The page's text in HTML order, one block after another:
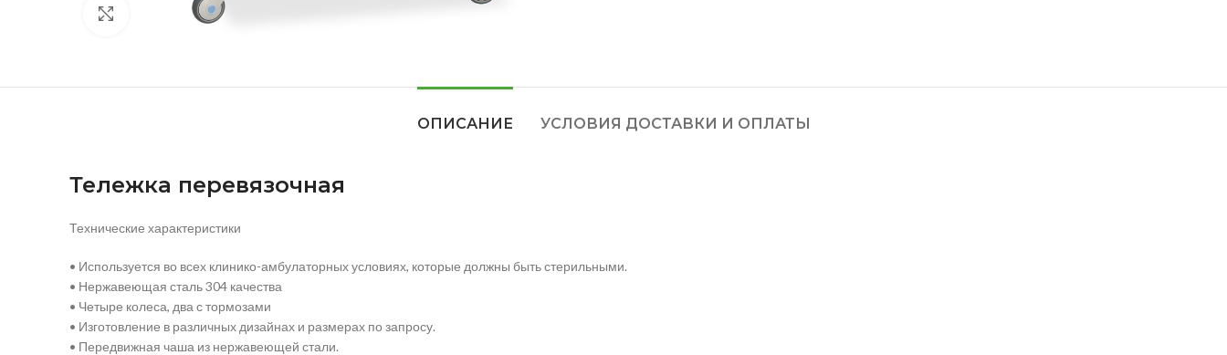
нажмите, чтобы увеличить
ОПИСАНИЕ УСЛОВИЯ ДОСТАВКИ И ОПЛАТЫ
Тележка перевязочная
Технические характеристики
• Используется во всех клинико-амбулаторных условиях, которые должны быть стерильными.
• Нержавеющая сталь 304 качества
• Четыре колеса, два с тормозами
• Изготовление в различных дизайнах и размерах по запросу.
• Передвижная чаша из нержавеющей стали.